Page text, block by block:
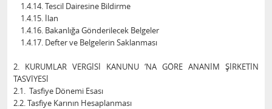
1.4.14. Tescil Dairesine Bildirme
1.4.15. İlan
1.4.16. Bakanlığa Gönderilecek Belgeler
1.4.17. Defter ve Belgelerin Saklanması
2. KURUMLAR VERGİSİ KANUNU ‘NA GÖRE ANANİM ŞİRKETİN
TASVİYESİ
2.1. Tasfiye Dönemi Esası
2.2. Tasfiye Karının Hesaplanması